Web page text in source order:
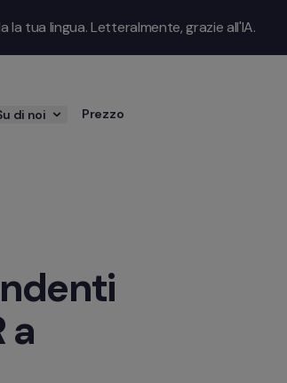
tua lingua. Letteralmente, grazie all'IA.
di noi Prezzo
a